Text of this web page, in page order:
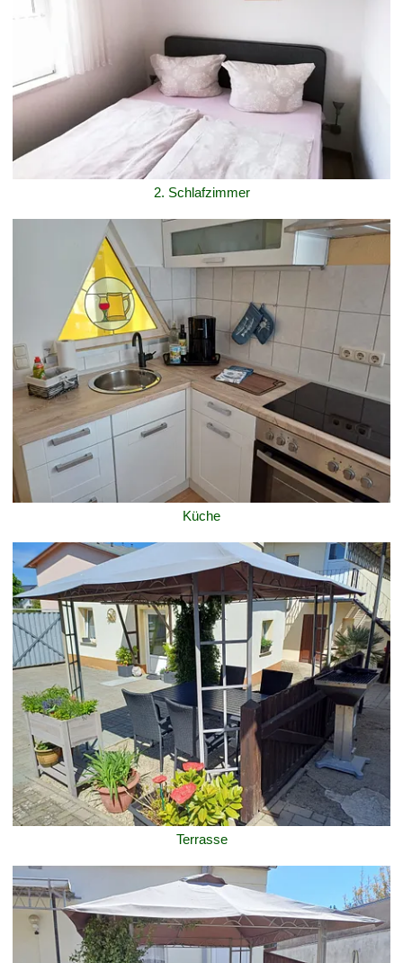
2. Schlafzimmer
Küche
Terrasse